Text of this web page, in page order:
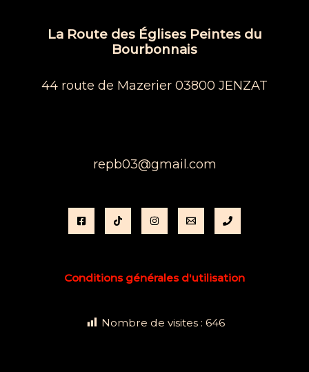
murale
religieuseLa Route des Églises Peintes du
Bourbonnais
44 route de Mazerier 03800 JENZAT
repb03@gmail.com
Conditions générales d'utilisation
Nombre de visites : 646